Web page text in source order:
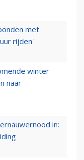
met
rijden'
winter
naar
in: